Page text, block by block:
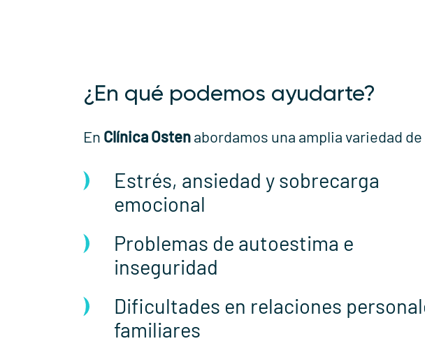
¿En qué podemos ayudarte?
En Clínica Ostenabordamos una amplia variedad
Estrés, ansiedad y sobrecarga
emocional
Problemas de autoestima e
inseguridad
Dificultades en relaciones
familiares